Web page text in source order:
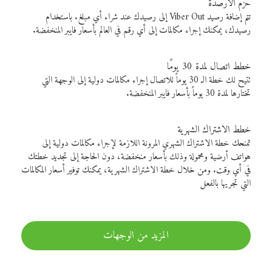
حزم الأرصدة
تتم إضافة رصيد Viber Out إلى رصيدك عند شراء أي مبلغ. باستخدام
رصيدك، يمكنك إجراء مكالمات إلى أي رقم في العالم بأسعار فايبر المنخفضة.
خطط اتصال لمدة 30 يومًا
تتيح لك خطة الـ 30 يوماً للاتصال إجراء مكالمات دولية إلى الوجهة التي
تختارها لمدة 30 يوماً بأسعار فايبر المنخفضة.
خطط الاشتراك الشهرية
تمنحك خطة الاشتراك الشهري المرونة اللازمة لإجراء مكالمات دولية إلى
هواتف أرضية ومحمولة وذلك بأسعار منخفضة، دون الحاجة إلى تجديد خطتك
في أي وقت. ومن خلال خطة الاشتراك الشهرية، يمكنك توفير أسعار المكالمات
التي تجريها بالفعل
المزيد من الوجهات